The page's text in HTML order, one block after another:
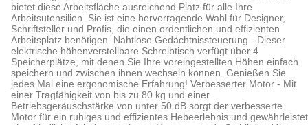
bietet diese Arbeitsfläche ausreichend Platz für alle Ihre
Arbeitsutensilien. Sie ist eine hervorragende Wahl für Designer,
Schriftsteller und Profis, die einen ordentlichen und effizienten
Arbeitsplatz benötigen. Nahtlose Gedächtnissteuerung - Dieser
elektrische höhenverstellbare Schreibtisch verfügt über 4
Speicherplätze, mit denen Sie Ihre voreingestellten Höhen einfach
speichern und zwischen ihnen wechseln können. Genießen Sie
jedes Mal eine ergonomische Erfahrung! Verbesserter Motor - Mit
einer Tragfähigkeit von bis zu 80 kg und einer
Betriebsgeräuschstärke von unter 50 dB sorgt der verbesserte
Motor für ein ruhiges und effizientes Hebeerlebnis und gewährleistet